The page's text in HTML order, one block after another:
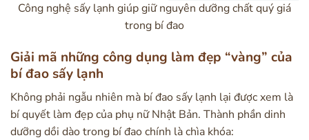
Công nghệ sấy lạnh giúp giữ nguyên dưỡng chất quý giá
trong bí đao
Giải mã những công dụng làm đẹp “vàng” của
bí đao sấy lạnh
Không phải ngẫu nhiên mà bí đao sấy lạnh lại được xem là
bí quyết làm đẹp của phụ nữ Nhật Bản. Thành phần dinh
dưỡng dồi dào trong bí đao chính là chìa khóa: